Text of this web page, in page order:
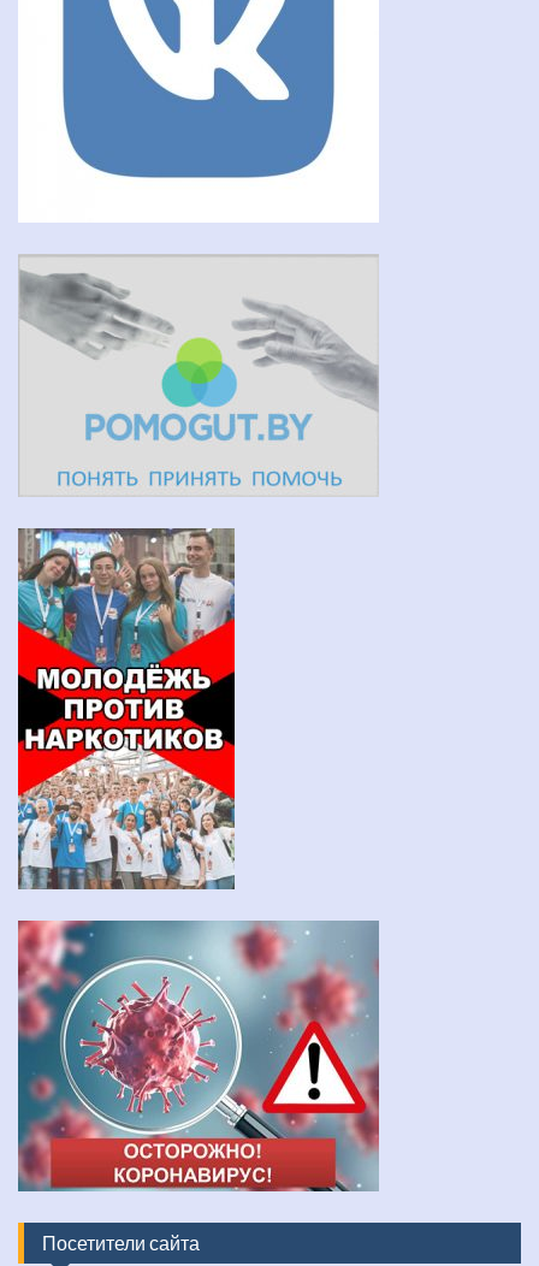
Посетители сайта